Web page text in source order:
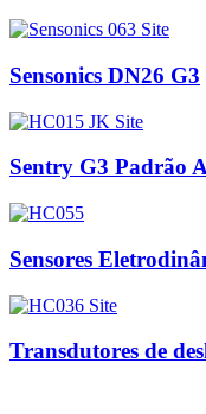
Sensonics DN26 G3
Sentry G3 Padrão
Sensores
Transdutores de